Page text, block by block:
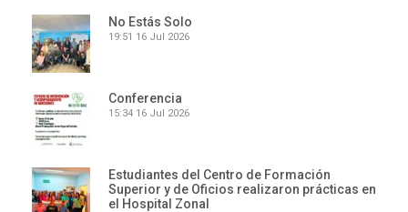
No Estás Solo
19:51 16 Jul 2026
Conferencia
15:34 16 Jul 2026
Estudiantes del Centro de Formación
Superior y de Oficios realizaron prácticas en
el Hospital Zonal